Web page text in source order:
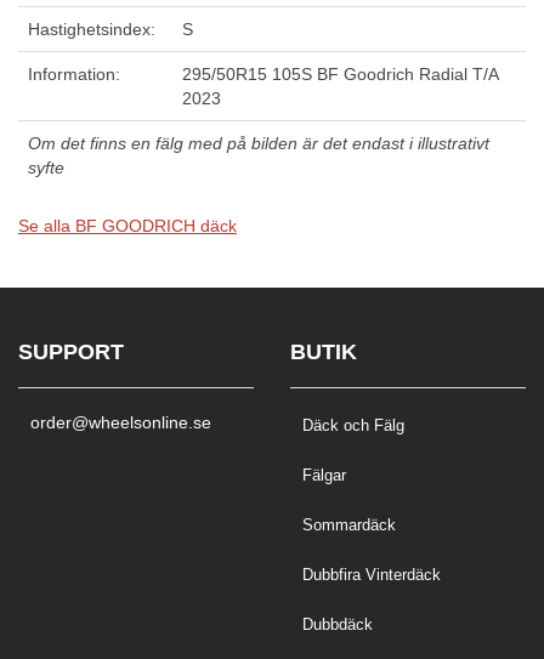
Hastighetsindex: S
Information:
295/50R15 105S BF Goodrich Radial T/A
2023
Om det finns en fälg med på bilden är det endast i illustrativt
syfte
Se alla BF GOODRICH däck
SUPPORT
order@wheelsonline.se
BUTIK
Däck och Fälg
Fälgar
Sommardäck
Dubbfira Vinterdäck
Dubbdäck